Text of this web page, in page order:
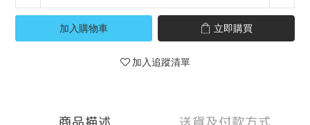
加入購物車 立即購買
加入追蹤清單